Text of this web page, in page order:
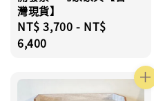
灣現貨】
Regular
price
NT$ 3,700 - NT$
6,400